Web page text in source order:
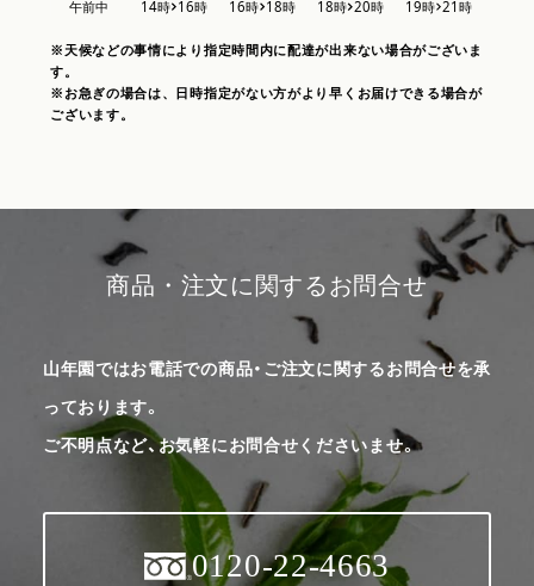
※天候などの事情により指定時間内に配達が出来ない場合がございま
す。
※お急ぎの場合は、日時指定がない方がより早くお届けできる場合が
ございます。
商品・注文に関するお問合せ
山年園ではお電話での商品・ご注文に関するお問合せを承
っております。
ご不明点など、お気軽にお問合せくださいませ。
0120-22-4663